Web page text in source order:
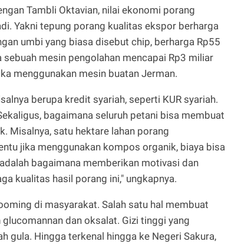
Tambli Oktavian, nilai ekonomi porang
Yakni tepung porang kualitas ekspor berharga
umbi yang biasa disebut chip, berharga Rp55
mesin pengolahan mencapai Rp3 miliar
menggunakan mesin buatan Jerman.
berupa kredit syariah, seperti KUR syariah.
bagaimana seluruh petani bisa membuat
Misalnya, satu hektare lahan porang
jika menggunakan kompos organik, biaya bisa
bagaimana memberikan motivasi dan
kualitas hasil porang ini," ungkapnya.
di masyarakat. Salah satu hal membuat
dan oksalat. Gizi tinggi yang
gula. Hingga terkenal hingga ke Negeri Sakura,